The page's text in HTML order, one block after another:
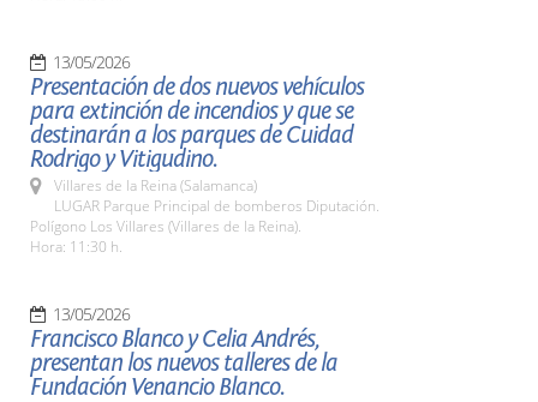
13/05/2026
Presentación de dos nuevos vehículos
para extinción de incendios y que se
destinarán a los parques de Cuidad
Rodrigo y Vitigudino.
Villares de la Reina (Salamanca)
LUGAR Parque Principal de bomberos Diputación.
Polígono Los Villares (Villares de la Reina).
Hora: 11:30 h.
13/05/2026
Francisco Blanco y Celia Andrés,
presentan los nuevos talleres de la
Fundación Venancio Blanco.